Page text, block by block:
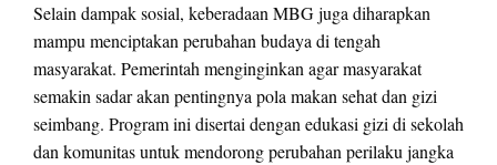
Selain dampak sosial, keberadaan MBG juga diharapkan
mampu menciptakan perubahan budaya di tengah
masyarakat. Pemerintah menginginkan agar masyarakat
semakin sadar akan pentingnya pola makan sehat dan gizi
seimbang. Program ini disertai dengan edukasi gizi di sekolah
dan komunitas untuk mendorong perubahan perilaku jangka